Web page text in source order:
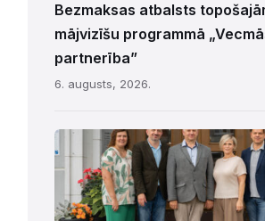
Bezmaksas atbalsts
mājvizīšu programmā
partnerība”
6. augusts, 2026.